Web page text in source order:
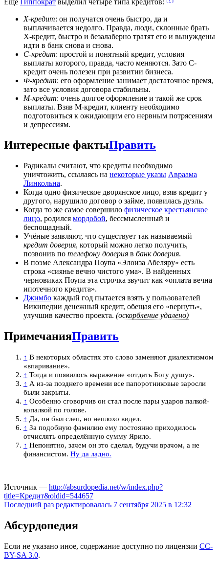
Ещё Гиппократ выделил четыре типа кредитов:
Х-кредит: он получатся очень быстро, да и
выплачивается недолго. Правда, люди, склонные брать
Х-кредит, быстро и безалаберно тратят его и вынуждены
идти в банк снова и снова.
С-кредит: простой и понятный кредит, условия
выплаты которого, правда, часто меняются. Зато С-
кредит очень полезен при развитии бизнеса.
Ф-кредит: его оформление занимает достаточное время,
зато все условия договора стабильны.
М-кредит: очень долгое оформление и такой же срок
выплаты. Взяв М-кредит, клиенту необходимо
подготовиться к ожидающим его нервным потрясениям
и депрессиям.
Интересные фактыПравить
Радикалы считают, что кредиты необходимо
уничтожить, ссылаясь на некоторые указы Авраама
Линкольна.
Когда одно физическое дворянское лицо, взяв кредит у
другого, нарушило договор о займе, появилась дуэль.
Когда то же самое совершило физическое крестьянское
лицо, родился мордобой, бессмысленный и
беспощадный.
Учёные заявляют, что существует так называемый
кредит доверия, который можно легко получить,
позвонив по телефону доверия в банк доверия.
В поэме Александра Поупа «Элоиза Абеляру» есть
строка «сиянье вечно чистого ума». В найденных
черновиках Поупа эта строчка звучит как «оплата вечна
ипотечного кредита».
Джимбо каждый год пытается взять у пользователей
Википедии денежный кредит, обещая его «вернуть»,
улучшив качество проекта. (оскорбление удалено)
ПримечанияПравить
↑ В некоторых областях это слово заменяют диалектизмом
«впаривание».
↑ Тогда и появилось выражение «отдать Богу душу».
↑ А из-за позднего времени все папоротниковые заросли
были закрыты.
↑ Особенно сговорчив он стал после пары ударов палкой-
копалкой по голове.
↑ Да, он был слеп, но неплохо видел.
↑ За подобную фамилию ему постоянно приходилось
отчислять определённую сумму Ярило.
↑ Непонятно, зачем он это сделал, будучи врачом, а не
финансистом. Ну да ладно.
Источник — http://absurdopedia.net/w/index.php?
title=Кредит&oldid=544657
Последний раз редактировалась 7 сентября 2025 в 12:32
Абсурдопедия
Если не указано иное, содержание доступно по лицензии CC-
BY-SA 3.0.